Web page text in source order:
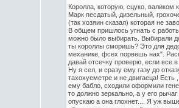
Королла, которую, сцуко,
Марк песдатый, дизельный,
(так хозяин сказал) которая не
В общем пришлось угнать с
можно было выбирать. Выбирали
ты короллы сморишь? Это для
механике, фсех порвешь нах".
давай отсечку проверю, если все
Ну я сел, и сразу ему газу до
тахохуеметре и не двигаеца!
ему бабло, сходили оформили
то должно зеркально, а у его
опускаю а она глохнет.... Я уж